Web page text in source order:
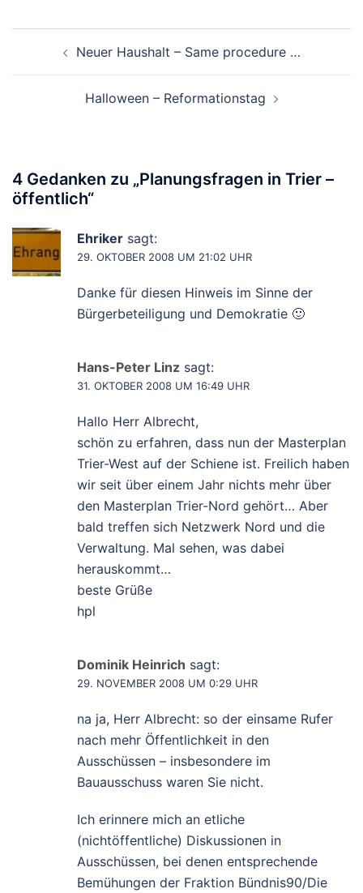
Neuer Haushalt – Same procedure …
Halloween – Reformationstag
4 Gedanken zu „Planungsfragen in Trier –
öffentlich“
Ehriker sagt:
29. OKTOBER 2008 UM 21:02 UHR
Danke für diesen Hinweis im Sinne der
Bürgerbeteiligung und Demokratie 🙂
Hans-Peter Linz sagt:
31. OKTOBER 2008 UM 16:49 UHR
Hallo Herr Albrecht,
schön zu erfahren, dass nun der Masterplan
Trier-West auf der Schiene ist. Freilich haben
wir seit über einem Jahr nichts mehr über
den Masterplan Trier-Nord gehört… Aber
bald treffen sich Netzwerk Nord und die
Verwaltung. Mal sehen, was dabei
herauskommt…
beste Grüße
hpl
Dominik Heinrich sagt:
29. NOVEMBER 2008 UM 0:29 UHR
na ja, Herr Albrecht: so der einsame Rufer
nach mehr Öffentlichkeit in den
Ausschüssen – insbesondere im
Bauausschuss waren Sie nicht.
Ich erinnere mich an etliche
(nichtöffentliche) Diskussionen in
Ausschüssen, bei denen entsprechende
Bemühungen der Fraktion Bündnis90/Die